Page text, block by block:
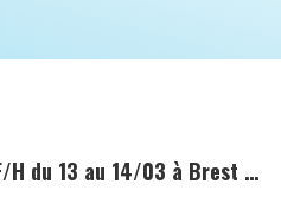
Ambassadeur de marque F/H du 13 au 14/03 à Brest (29)